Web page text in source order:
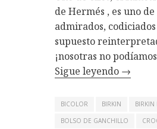
de Hermés , es uno de
admirados,
supuesto
¡nosotras no
Sigue leyendo →
BICOLOR BIRKIN
BIRKIN
BOLSO DE GANCHILLO